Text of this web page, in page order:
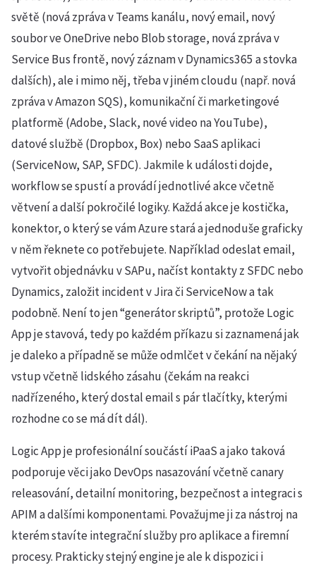
světě (nová zpráva v Teams kanálu, nový email, nový
soubor ve OneDrive nebo Blob storage, nová zpráva v
Service Bus frontě, nový záznam v Dynamics365 a stovka
dalších), ale i mimo něj, třeba v jiném cloudu (např. nová
zpráva v Amazon SQS), komunikační či marketingové
platformě (Adobe, Slack, nové video na YouTube),
datové službě (Dropbox, Box) nebo SaaS aplikaci
(ServiceNow, SAP, SFDC). Jakmile k události dojde,
workflow se spustí a provádí jednotlivé akce včetně
větvení a další pokročilé logiky. Každá akce je kostička,
konektor, o který se vám Azure stará a jednoduše graficky
v něm řeknete co potřebujete. Například odeslat email,
vytvořit objednávku v SAPu, načíst kontakty z SFDC nebo
Dynamics, založit incident v Jira či ServiceNow a tak
podobně. Není to jen “generátor skriptů”, protože Logic
App je stavová, tedy po každém příkazu si zaznamená jak
je daleko a případně se může odmlčet v čekání na nějaký
vstup včetně lidského zásahu (čekám na reakci
nadřízeného, který dostal email s pár tlačítky, kterými
rozhodne co se má dít dál).
Logic App je profesionální součástí iPaaS a jako taková
podporuje věci jako DevOps nasazování včetně canary
releasování, detailní monitoring, bezpečnost a integraci s
APIM a dalšími komponentami. Považujme ji za nástroj na
kterém stavíte integrační služby pro aplikace a firemní
procesy. Prakticky stejný engine je ale k dispozici i